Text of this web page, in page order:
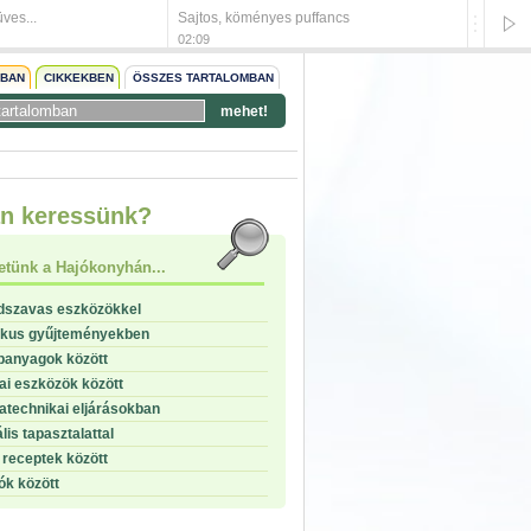
Sajtos, köményes puffancs
02:09
CIKKEKBEN ÖSSZES TARTALOMBAN
mehet!
keressünk?
a Hajókonyhán...
eszközökkel
gyűjteményekben
között
eszközök között
eljárásokban
tapasztalattal
között
között